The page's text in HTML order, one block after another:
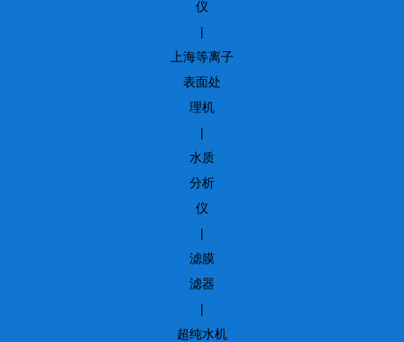
仪
|
上海等离子
表面处
理机
|
水质
分析
仪
|
滤膜
滤器
|
超纯水机